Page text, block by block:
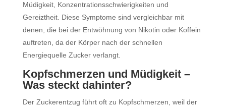
Müdigkeit, Konzentrationsschwierigkeiten und
Gereiztheit. Diese Symptome sind vergleichbar mit
denen, die bei der Entwöhnung von Nikotin oder Koffein
auftreten, da der Körper nach der schnellen
Energiequelle Zucker verlangt.
Kopfschmerzen und Müdigkeit –
Was steckt dahinter?
Der Zuckerentzug führt oft zu Kopfschmerzen, weil der